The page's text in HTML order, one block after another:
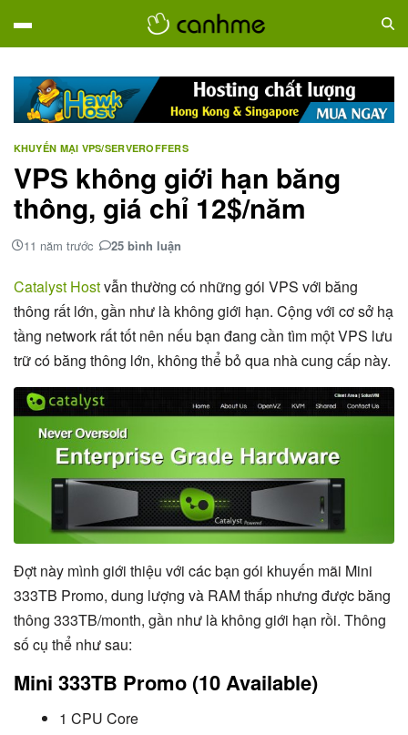
KHUYẾN MẠI VPS/SERVEROFFERS
VPS không giới hạn băng
thông, giá chỉ 12$/năm
11 năm trước 25 bình luận
Catalyst Hostvẫn thường có những gói VPS với băng
thông rất lớn, gần như là không giới hạn. Cộng với cơ sở hạ
tầng network rất tốt nên nếu bạn đang cần tìm một VPS lưu
trữ có băng thông lớn, không thể bỏ qua nhà cung cấp này.
Đợt này mình giới thiệu với các bạn gói khuyến mãi Mini
333TB Promo, dung lượng và RAM thấp nhưng được băng
thông 333TB/month, gần như là không giới hạn rồi. Thông
số cụ thể như sau:
Mini 333TB Promo (10 Available)
1 CPU Core